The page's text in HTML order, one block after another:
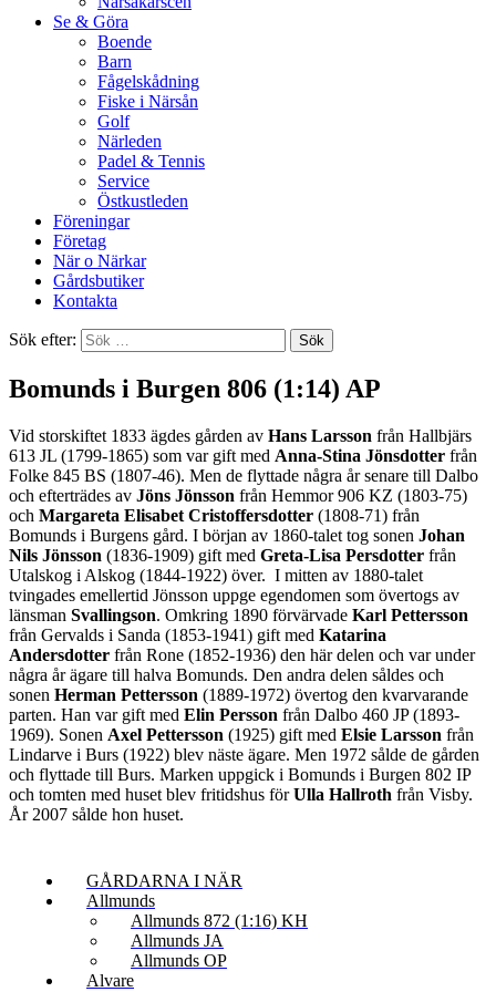
Se & Göra
Boende
Barn
Fågelskådning
Fiske i Närsån
Golf
Närleden
Padel & Tennis
Service
Östkustleden
Föreningar
Företag
När o Närkar
Gårdsbutiker
Kontakta
Sök efter:
Bomunds i Burgen 806 (1:14) AP
Vid storskiftet 1833 ägdes gården av Hans Larsson från Hallbjärs
613 JL (1799-1865) som var gift med Anna-Stina Jönsdotter från
Folke 845 BS (1807-46). Men de flyttade några år senare till Dalbo
och efterträdes av Jöns Jönsson från Hemmor 906 KZ (1803-75)
och Margareta Elisabet Cristoffersdotter (1808-71) från
Bomunds i Burgens gård. I början av 1860-talet tog sonen Johan
Nils Jönsson (1836-1909) gift med Greta-Lisa Persdotter från
Utalskog i Alskog (1844-1922) över. I mitten av 1880-talet
tvingades emellertid Jönsson uppge egendomen som övertogs av
länsman Svallingson. Omkring 1890 förvärvade Karl Pettersson
från Gervalds i Sanda (1853-1941) gift med Katarina
Andersdotter från Rone (1852-1936) den här delen och var under
några år ägare till halva Bomunds. Den andra delen såldes och
sonen Herman Pettersson (1889-1972) övertog den kvarvarande
parten. Han var gift med Elin Persson från Dalbo 460 JP (1893-
1969). Sonen Axel Pettersson (1925) gift med Elsie Larsson från
Lindarve i Burs (1922) blev näste ägare. Men 1972 sålde de gården
och flyttade till Burs. Marken uppgick i Bomunds i Burgen 802 IP
och tomten med huset blev fritidshus förUlla Hallroth från Visby.
År 2007 sålde hon huset.
GÅRDARNA I NÄR
Allmunds
Allmunds 872 (1:16) KH
Allmunds JA
Allmunds OP
Alvare